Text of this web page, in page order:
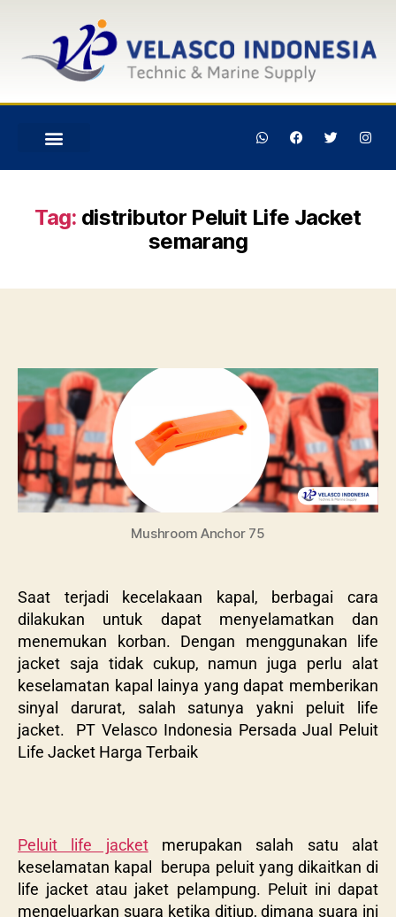
Tag: distributor Peluit Life Jacket
semarang
Mushroom Anchor 75
Saat terjadi kecelakaan kapal, berbagai cara
dilakukan untuk dapat menyelamatkan dan
menemukan korban. Dengan menggunakan life
jacket saja tidak cukup, namun juga perlu alat
keselamatan kapal lainya yang dapat memberikan
sinyal darurat, salah satunya yakni peluit life
jacket. PT Velasco Indonesia Persada Jual Peluit
Life Jacket Harga Terbaik
Peluit life jacketmerupakan salah satu alat
keselamatan kapal berupa peluit yang dikaitkan di
life jacket atau jaket pelampung. Peluit ini dapat
mengeluarkan suara ketika ditiup, dimana suara ini